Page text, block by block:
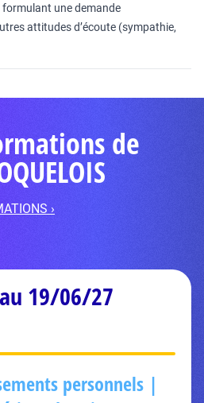
formulant une demande
attitudes d’écoute (sympathie,
de
›
19/06/27
personnels |